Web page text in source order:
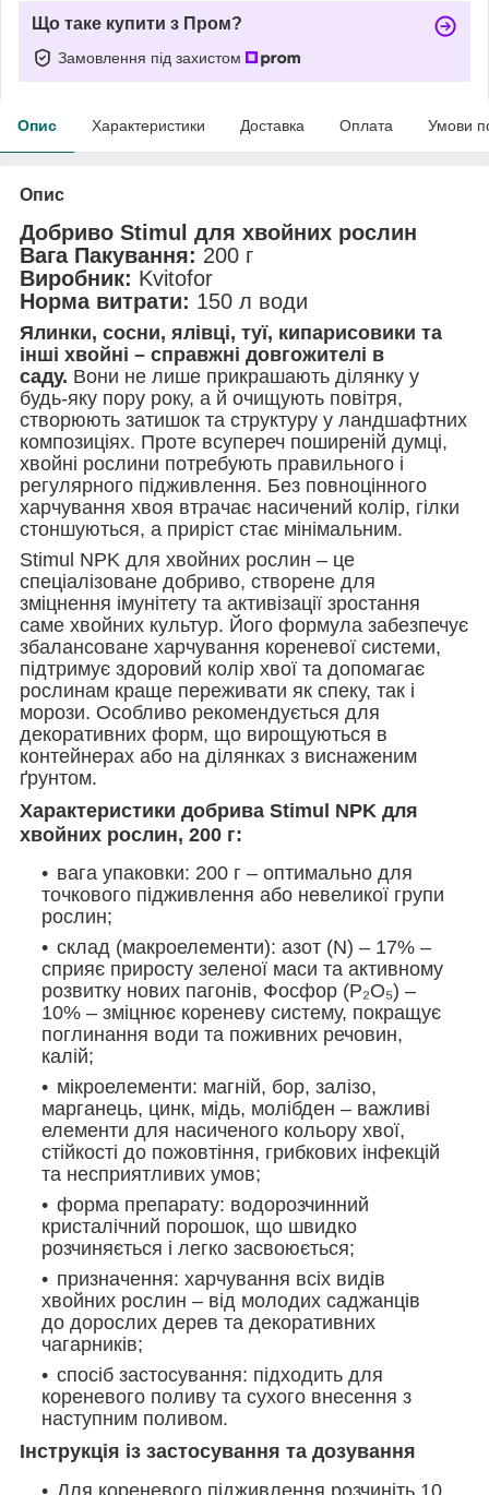
Що таке купити з Пром?
Замовлення під захистом
Опис Характеристики Доставка Оплата Умови
Опис
Добриво Stimul для хвойних рослин
Вага Пакування: 200 г
Виробник: Kvitofor
Норма витрати: 150 л води
Ялинки, сосни, ялівці, туї, кипарисовики та
інші хвойні – справжні довгожителі в
саду. Вони не лише прикрашають ділянку у
будь-яку пору року, а й очищують повітря,
створюють затишок та структуру у ландшафтних
композиціях. Проте всупереч поширеній думці,
хвойні рослини потребують правильного і
регулярного підживлення. Без повноцінного
харчування хвоя втрачає насичений колір, гілки
стоншуються, а приріст стає мінімальним.
Stimul NPK для хвойних рослин – це
спеціалізоване добриво, створене для
зміцнення імунітету та активізації зростання
саме хвойних культур. Його формула забезпечує
збалансоване харчування кореневої системи,
підтримує здоровий колір хвої та допомагає
рослинам краще переживати як спеку, так і
морози. Особливо рекомендується для
декоративних форм, що вирощуються в
контейнерах або на ділянках з виснаженим
ґрунтом.
Характеристики добрива Stimul NPK для
хвойних рослин, 200 г:
вага упаковки: 200 г – оптимально для
точкового підживлення або невеликої групи
рослин;
склад (макроелементи): азот (N) – 17% –
сприяє приросту зеленої маси та активному
розвитку нових пагонів, Фосфор (P₂O₅) –
10% – зміцнює кореневу систему, покращує
поглинання води та поживних речовин,
калій;
мікроелементи: магній, бор, залізо,
марганець, цинк, мідь, молібден – важливі
елементи для насиченого кольору хвої,
стійкості до пожовтіння, грибкових інфекцій
та несприятливих умов;
форма препарату: водорозчинний
кристалічний порошок, що швидко
розчиняється і легко засвоюється;
призначення: харчування всіх видів
хвойних рослин – від молодих саджанців
до дорослих дерев та декоративних
чагарників;
спосіб застосування: підходить для
кореневого поливу та сухого внесення з
наступним поливом.
Інструкція із застосування та дозування